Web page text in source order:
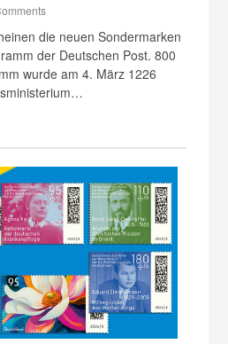
die neuen Sondermarken
der Deutschen Post. 800
wurde am 4. März 1226